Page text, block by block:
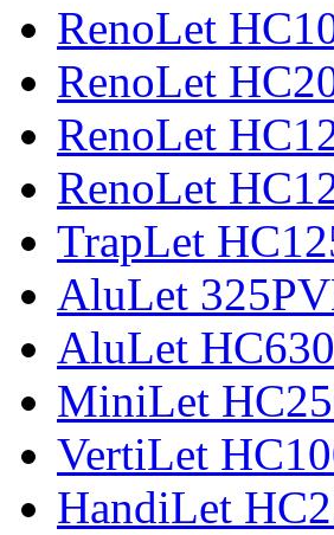
RenoLet
RenoLet
RenoLet
RenoLet
TrapLet
AluLet
AluLet
MiniLet
VertiLet
HandiLet